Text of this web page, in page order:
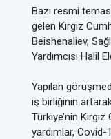
Bazı resmi
gelen Kırgız
Beishenaliev,
Yardımcısı Halil
Yapılan
iş birliğinin
Türkiye’nin
yardımlar,